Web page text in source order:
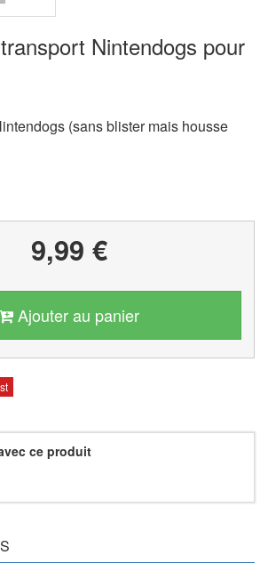
Nintendogs pour
(sans blister mais housse
9,99 €
Ajouter au panier
ce produit